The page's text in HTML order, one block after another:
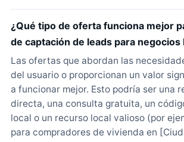
¿Qué tipo de oferta funciona mejor
de captación de leads para negocios
Las ofertas que abordan las
del usuario o proporcionan un valor
a funcionar mejor. Esto podría ser una
directa, una consulta gratuita, un
local o un recurso local valioso (por
para compradores de vivienda en